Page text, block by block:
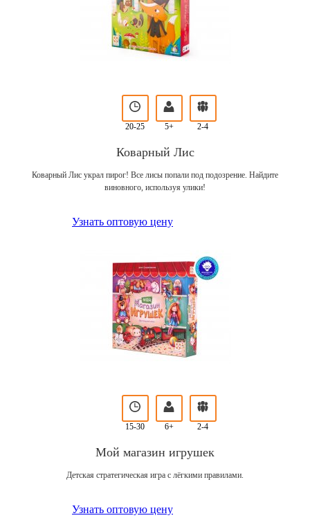
20-25 5+ 2-4
Коварный Лис
Коварный Лис украл пирог! Все лисы попали под подозрение. Найдите
виновного, используя улики!
Узнать оптовую цену
15-30 6+ 2-4
Мой магазин игрушек
Детская стратегическая игра с лёгкими правилами.
Узнать оптовую цену